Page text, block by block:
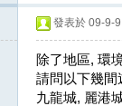
發表於 09-9-
除了地區, 環
請問以下幾間
九龍城, 麗港